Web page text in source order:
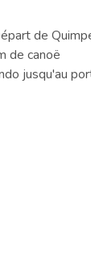
de
de canoë
jusqu'au